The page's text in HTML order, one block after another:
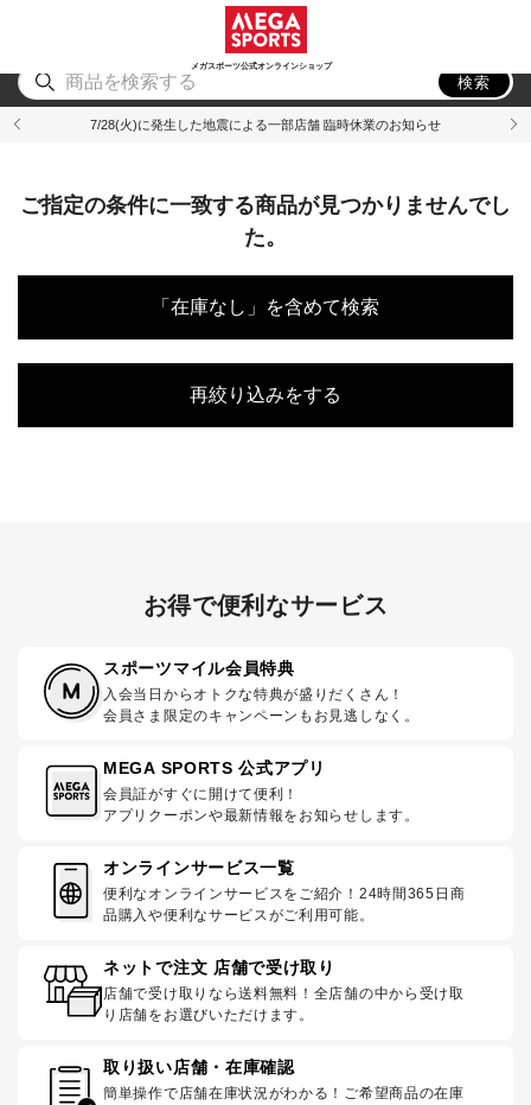
メガスポーツ公式オンラインショップ
アウトドア
検索
7/28(火)に発生した地震による一部店舗 臨時休業のお知らせ
ご指定の条件に一致する商品が見つかりませんでし
た。
「在庫なし」を含めて検索
再絞り込みをする
お得で便利なサービス
スポーツマイル会員特典
入会当日からオトクな特典が盛りだくさん！
会員さま限定のキャンペーンもお見逃しなく。
MEGA SPORTS 公式アプリ
会員証がすぐに開けて便利！
アプリクーポンや最新情報をお知らせします。
オンラインサービス一覧
便利なオンラインサービスをご紹介！24時間365日商
品購入や便利なサービスがご利用可能。
ネットで注文 店舗で受け取り
店舗で受け取りなら送料無料！全店舗の中から受け取
り店舗をお選びいただけます。
取り扱い店舗・在庫確認
簡単操作で店舗在庫状況がわかる！ご希望商品の在庫